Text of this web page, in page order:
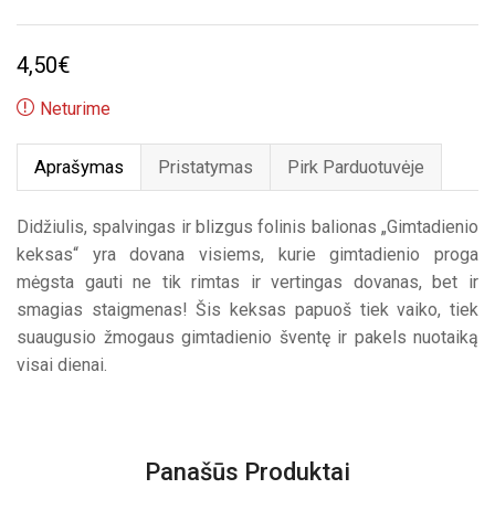
4,50€
Neturime
Aprašymas Pristatymas Pirk Parduotuvėje
Didžiulis, spalvingas ir blizgus folinis balionas „Gimtadienio
keksas“ yra dovana visiems, kurie gimtadienio proga
mėgsta gauti ne tik rimtas ir vertingas dovanas, bet ir
smagias staigmenas! Šis keksas papuoš tiek vaiko, tiek
suaugusio žmogaus gimtadienio šventę ir pakels nuotaiką
visai dienai.
Panašūs Produktai